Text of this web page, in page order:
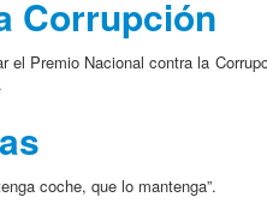
Corrupción
Premio Nacional contra la
coche, que lo mantenga”.